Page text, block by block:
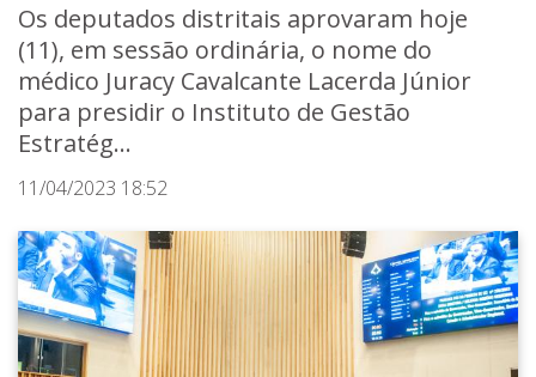
Os deputados distritais aprovaram hoje
(11), em sessão ordinária, o nome do
médico Juracy Cavalcante Lacerda Júnior
para presidir o Instituto de Gestão
Estratég...
11/04/2023 18:52